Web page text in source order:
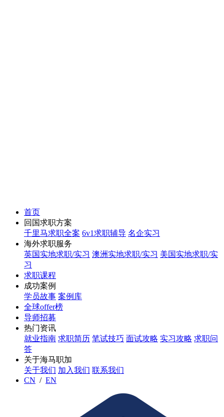
首页
回国求职方案
千里马求职全案 6v1求职辅导 名企实习
海外求职服务
英国实地求职/实习 澳洲实地求职/实习 美国实地求职/实
习
求职课程
成功案例
学员故事 案例库
全球offer榜
导师招募
热门资讯
就业指南 求职简历 笔试技巧 面试攻略 实习攻略 求职问
答
关于海马职加
关于我们 加入我们 联系我们
CN / EN